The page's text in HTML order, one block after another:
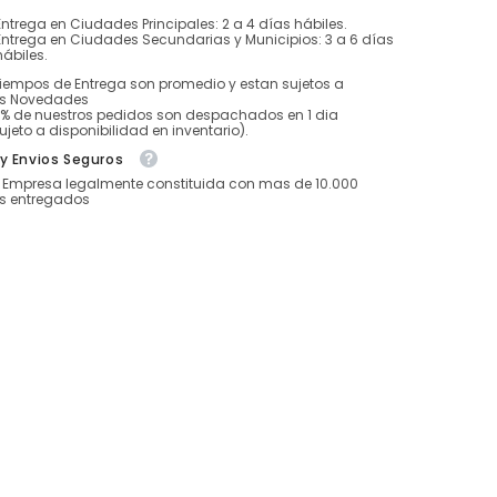
en Ciudades Principales: 2 a 4 días hábiles.
en Ciudades Secundarias y Municipios: 3 a 6 días
de Entrega son promedio y estan sujetos a
Novedades
de nuestros pedidos son despachados en 1 dia
a disponibilidad en inventario).
Envios Seguros
legalmente constituida con mas de 10.000
entregados